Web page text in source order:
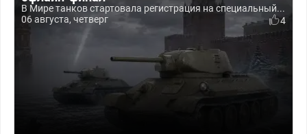
В Мире танков стартовала регистрация на специальный...
06 августа, четверг
4